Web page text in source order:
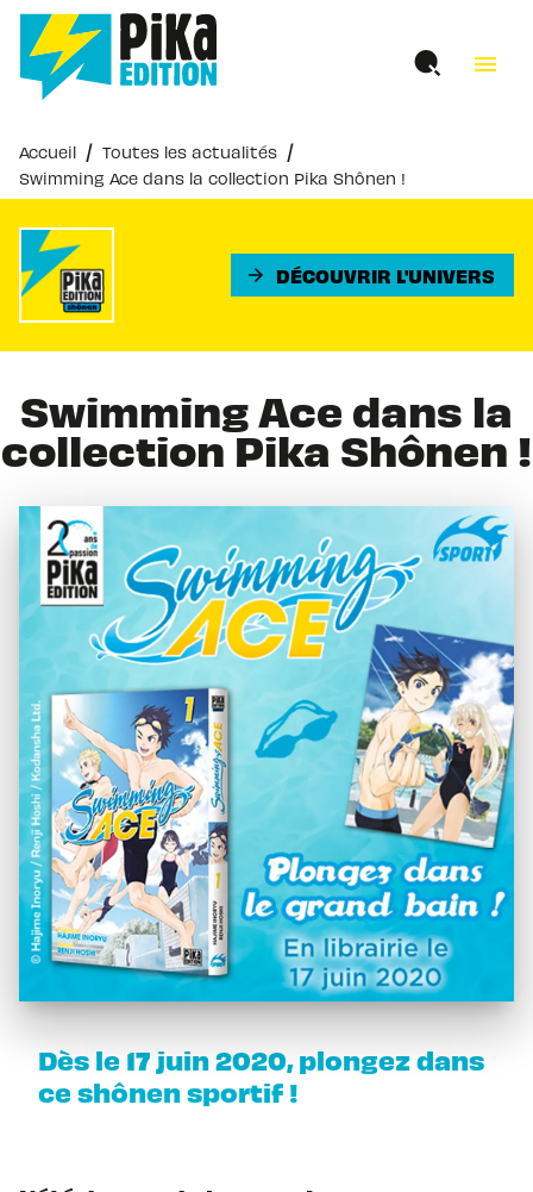
MENU RECHERCHE
PIED DE PAGE
menu
Accueil / Toutes les actualités /
Swimming Ace dans la collection Pika Shônen !
arrow_forward DÉCOUVRIR L'UNIVERS
Swimming Ace dans la
collection Pika Shônen !
Dès le 17 juin 2020, plongez dans
ce shônen sportif !